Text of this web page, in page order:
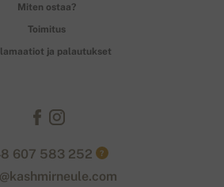
Miten ostaa?
Toimitus
ja palautukset
607 583 252 ?